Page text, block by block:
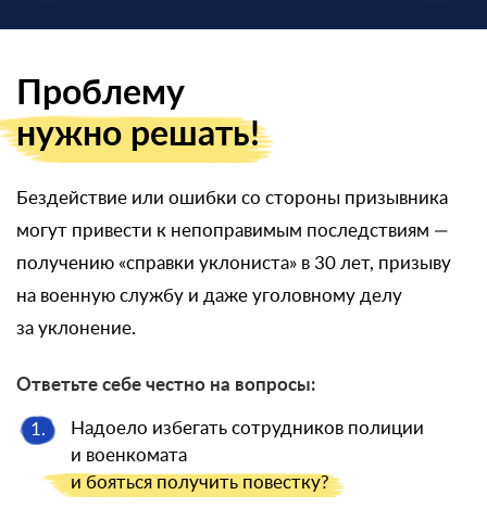
Проблему
нужно решать!
Бездействие или ошибки со стороны призывника
могут привести к непоправимым последствиям —
получению «справки уклониста» в 30 лет, призыву
на военную службу и даже уголовному делу
за уклонение.
Ответьте себе честно на вопросы:
1.
Надоело избегать сотрудников полиции
и военкомата
и бояться получить повестку?